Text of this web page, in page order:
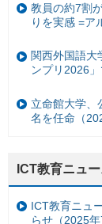
教員の約7割
りを実感 =ア
関西外国語大
ンプリ2026
立命館大学
名を任命（
ICT教育ニュ
ICT教育ニュ
らせ（2025年